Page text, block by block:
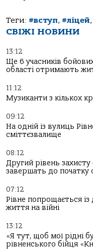
Теги: #вступ, #ліцей,
СВІЖІ НОВИНИ
13:12
Ще 6 учасників
області отримають
11:12
Музиканти з кількох
09:12
На одній із вулиць
сміттєзвалище
08:12
Другий рівень захисту
завершать до початку
07:12
Рівне попрощається
життя на війні
13:12
«Я тут, щоб мої рідні
рівненського бійця